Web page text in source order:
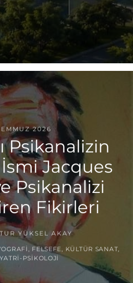
2026
Psikanalizin
Jacques
Psikanalizi
Fikirleri
YÜKSEL AKAY
FELSEFE KÜLTÜR SANAT
PSIKOLOJI